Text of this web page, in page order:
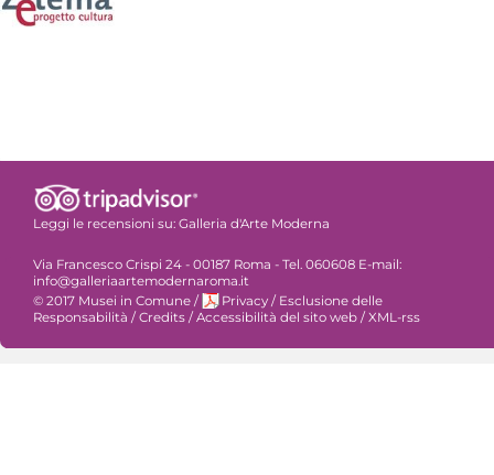
Leggi le recensioni su: Galleria d'Arte Moderna
Via Francesco Crispi 24 - 00187 Roma - Tel. 060608 E-mail:
info@galleriaartemodernaroma.it
© 2017 Musei in Comune / Privacy / Esclusione delle
Responsabilità / Credits / Accessibilità del sito web / XML-rss